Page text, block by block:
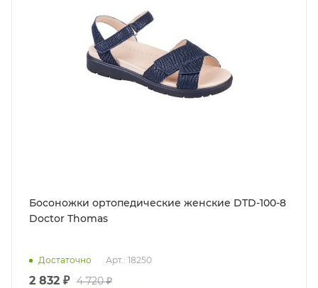
Босоножки ортопедические женские DTD-100-8
Doctor Thomas
Достаточно Арт.: 18250
2 832 ₽ 4 720 ₽